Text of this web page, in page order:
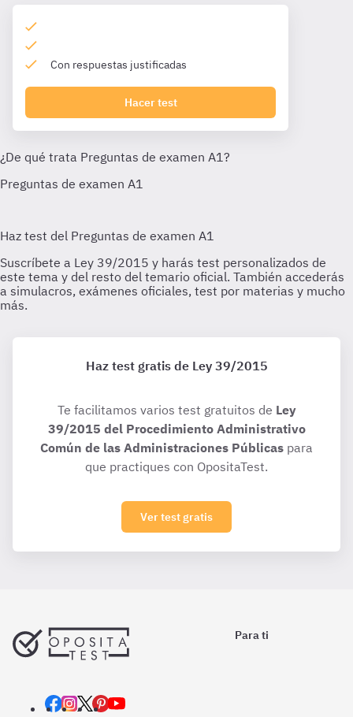
Con respuestas justificadas
Hacer test
Haz test gratis de Ley 39/2015
Te facilitamos varios test gratuitos de Ley
39/2015 del Procedimiento Administrativo
Común de las Administraciones Públicas para
que practiques con OpositaTest.
Ver test gratis
Para ti